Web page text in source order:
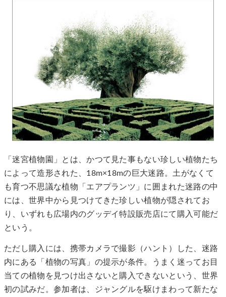
「迷宮植物園」とは、かつて見た事もない珍しい植物たち
によって造形された、18m×18mの巨大迷路。土がなくて
も育つ不思議な植物「エアプランツ」に囲まれた迷路の中
には、世界中から見つけてきた珍しい植物が隠されてお
り、いずれも広場内のグッデイ特設販売店にて購入可能だ
という。
ただし購入には、携帯カメラで撮影（ハント）した、迷路
内にある「植物の写真」の提示が条件。うまく迷ってお目
当ての植物を見つけ出さないと購入できないという、世界
初の試みだ。参加者は、ジャングルを駆けまわって新たな